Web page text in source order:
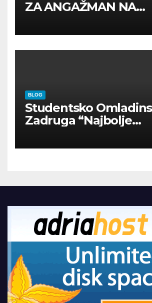
ZA ANGAŽMAN NA
BLOG
Studentsko
Zadruga “Najbolje